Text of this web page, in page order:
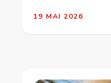
19 MAI 2026